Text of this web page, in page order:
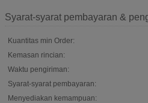
Syarat-syarat pembayaran &
Kuantitas min Order:
Kemasan rincian:
Waktu pengiriman:
Syarat-syarat pembayaran:
Menyediakan kemampuan: